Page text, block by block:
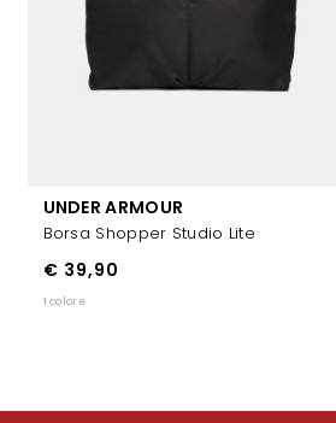
UNDER ARMOUR
Borsa Shopper Studio Lite
€ 39,90
1 colore